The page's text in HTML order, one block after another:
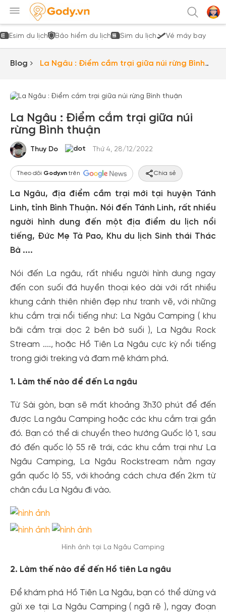
Esim du lịch Bảo hiểm du lịch Sim du lịch Vé máy bay
Blog
La Ngâu : Điểm cắm trại giữa núi rừng Bình
La Ngâu : Điểm cắm trại giữa núi
rừng Bình thuận
Thuy Do Thứ 4, 28/12/2022
Theo dõi Gody.vntrên Chia sẻ
La Ngâu, địa điểm cắm trại mới tại huyện Tánh
Linh, tỉnh Bình Thuận. Nói đến Tánh Linh, rất nhiều
người hình dung đến một địa điểm du lịch nổi
tiếng, Đức Mẹ Tà Pao, Khu du lịch Sinh thái Thác
Bà ....
Nói đến La ngâu, rất nhiều người hình dung ngay
đến con suối đá huyền thoại kéo dài với rất nhiều
khung cảnh thiên nhiên đẹp như tranh vẽ, với những
khu cắm trại nổi tiếng như: La Ngâu Camping ( khu
bãi cắm trại dọc 2 bên bờ suối ), La Ngâu Rock
Stream ...., hoặc Hồ Tiên La Ngâu cực kỳ nổi tiếng
trong giới treking và đam mê khám phá.
1. Làm thế nào để đến La ngâu
Từ Sài gòn, bạn sẽ mất khoảng 3h30 phút để đến
được La ngâu Camping hoặc các khu cắm trại gần
đó. Bạn có thể di chuyển theo hướng Quốc lộ 1, sau
đó đến quốc lộ 55 rẽ trái, các khu cắm trại như La
Ngâu Camping, La Ngâu Rockstream nằm ngay
gần quốc lộ 55, với khoảng cách chưa đến 2km từ
chân cầu La Ngâu đi vào.
Hình ảnh tại La Ngâu Camping
2. Làm thế nào để đến Hồ tiên La ngâu
Để khám phá Hồ Tiên La Ngâu, bạn có thể dừng và
gửi xe tại La Ngâu Camping ( ngã rẽ ), ngay đoạn